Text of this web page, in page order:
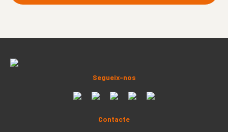
Segueix-nos
Contacte